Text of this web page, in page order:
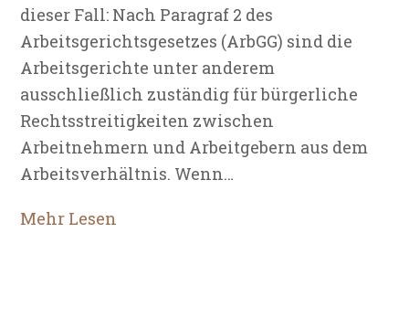
dieser Fall: Nach Paragraf 2 des
Arbeitsgerichtsgesetzes (ArbGG) sind die
Arbeitsgerichte unter anderem
ausschließlich zuständig für bürgerliche
Rechtsstreitigkeiten zwischen
Arbeitnehmern und Arbeitgebern aus dem
Arbeitsverhältnis. Wenn…
Mehr Lesen